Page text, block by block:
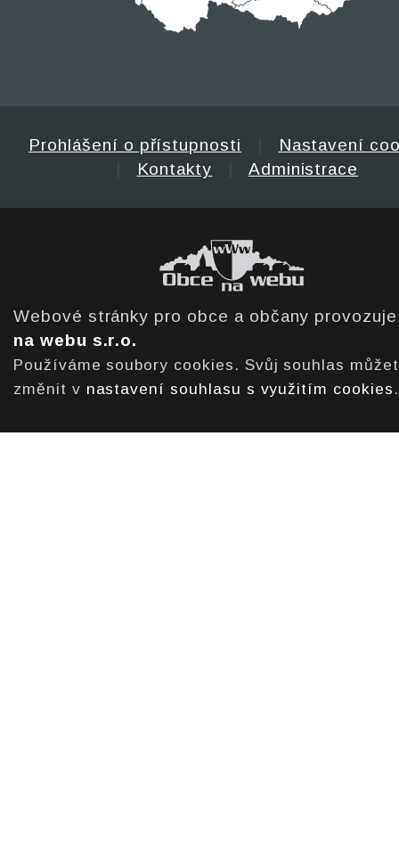
Prohlášení o přístupnosti
Nastavení
Kontakty Administrace
Webové stránky pro obce a občany
na webu s.r.o.
Používáme soubory cookies. Svůj souhlas
změnit v nastavení souhlasu s využitím cookies .